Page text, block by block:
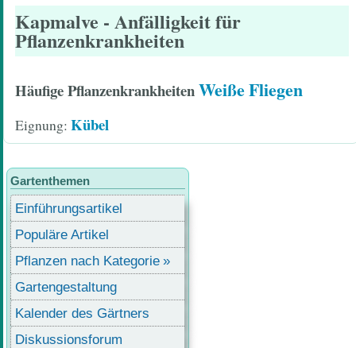
Kapmalve - Anfälligkeit für
Pflanzenkrankheiten
Häufige PflanzenkrankheitenWeiße Fliegen
Eignung Kübel
Gartenthemen
Einführungsartikel
Populäre Artikel
Pflanzen nach Kategorie
Gartengestaltung
Kalender des Gärtners
Diskussionsforum